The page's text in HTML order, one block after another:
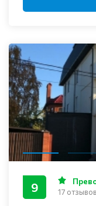
9 17 отзывов